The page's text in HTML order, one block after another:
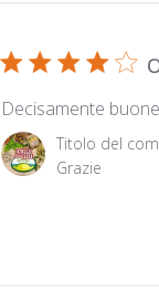
Decisamente
Commenti del
Titolo del
Grazie